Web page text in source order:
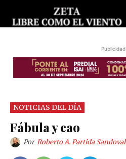
Publicidad
NOTICIAS DEL DÍA
Fábula y cao
Por Roberto A. Partida Sandoval